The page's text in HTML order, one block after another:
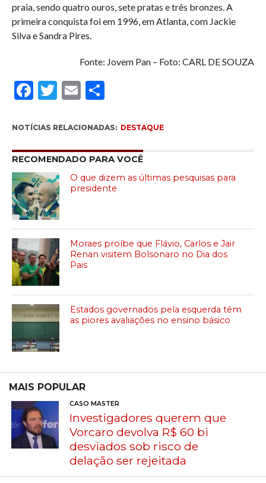
praia, sendo quatro ouros, sete pratas e três bronzes. A
primeira conquista foi em 1996, em Atlanta, com Jackie
Silva e Sandra Pires.
Fonte: Jovem Pan – Foto: CARL DE SOUZA
Facebook
Twitter
EmailCompartilhar
NOTÍCIAS RELACIONADAS: DESTAQUE
RECOMENDADO PARA VOCÊ
O que dizem as últimas pesquisas para
presidente
Moraes proíbe que Flávio, Carlos e Jair
Renan visitem Bolsonaro no Dia dos
Pais
Estados governados pela esquerda têm
as piores avaliações no ensino básico
MAIS POPULAR
CASO MASTER
Investigadores querem que
Vorcaro devolva R$ 60 bi
desviados sob risco de
delação ser rejeitada